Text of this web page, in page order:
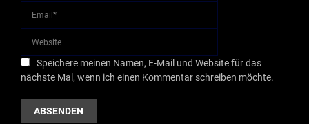
Speichere meinen Namen, E-Mail und Website für das
nächste Mal, wenn ich einen Kommentar schreiben möchte.